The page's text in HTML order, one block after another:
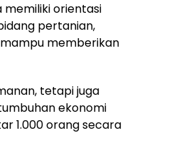
memiliki orientasi
pertanian,
memberikan
tetapi juga
ekonomi
1.000 orang secara